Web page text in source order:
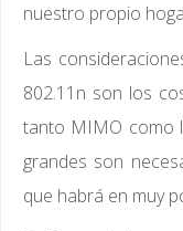
nuestro propio
Las
802.11n son los
tanto MIMO como
grandes son
que habrá en muy